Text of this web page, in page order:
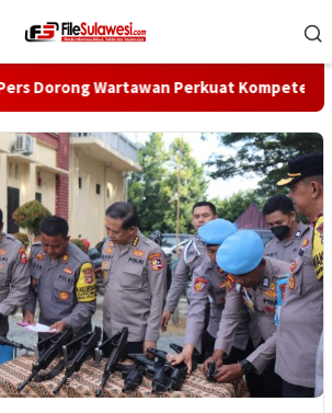
Wartawan Perkuat Kompetensi